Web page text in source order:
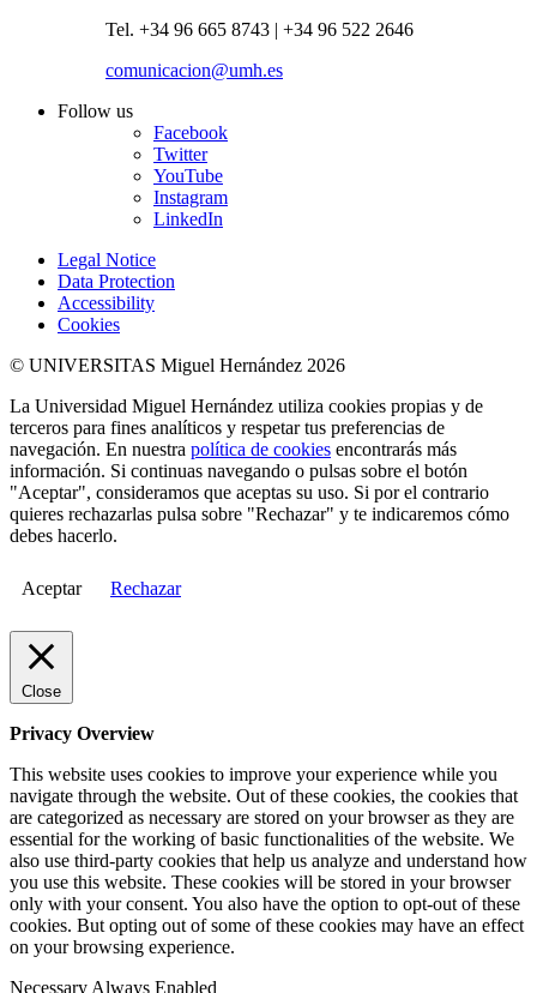
Tel. +34 96 665 8743 | +34 96 522 2646
comunicacion@umh.es
Follow us
Facebook
Twitter
YouTube
Instagram
LinkedIn
Legal Notice
Data Protection
Accessibility
Cookies
© UNIVERSITAS Miguel Hernández 2026
La Universidad Miguel Hernández utiliza cookies propias y de
terceros para fines analíticos y respetar tus preferencias de
navegación. En nuestra política de cookies encontrarás más
información. Si continuas navegando o pulsas sobre el botón
"Aceptar", consideramos que aceptas su uso. Si por el contrario
quieres rechazarlas pulsa sobre "Rechazar" y te indicaremos cómo
debes hacerlo.
Aceptar Rechazar
Close
Privacy Overview
This website uses cookies to improve your experience while you
navigate through the website. Out of these cookies, the cookies that
are categorized as necessary are stored on your browser as they are
essential for the working of basic functionalities of the website. We
also use third-party cookies that help us analyze and understand how
you use this website. These cookies will be stored in your browser
only with your consent. You also have the option to opt-out of these
cookies. But opting out of some of these cookies may have an effect
on your browsing experience.
Necessary Always Enabled